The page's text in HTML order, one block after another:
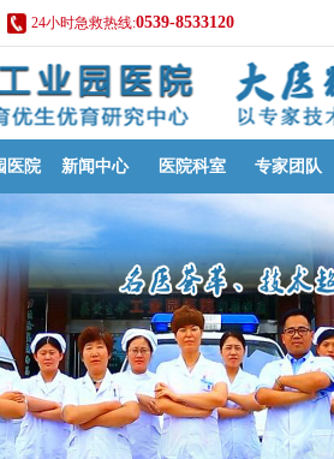
24小时急救热线:0539-8533120
医院 新闻中心 医院科室 专家团队